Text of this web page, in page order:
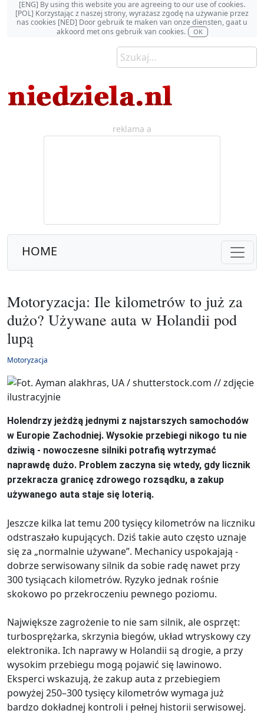
[ENG] By using this website you are agreeing to our use of cookies.
[POL] Korzystając z naszej strony, wyrażasz zgodę na używanie przez
nas cookies [NED] Door gebruik te maken van onze diensten, gaat u
akkoord met ons gebruik van cookies.
OK
reklama a
HOME
Motoryzacja: Ile kilometrów to już za
dużo? Używane auta w Holandii pod
lupą
Motoryzacja
Holendrzy jeżdżą jednymi z najstarszych samochodów
w Europie Zachodniej. Wysokie przebiegi nikogo tu nie
dziwią - nowoczesne silniki potrafią wytrzymać
naprawdę dużo. Problem zaczyna się wtedy, gdy licznik
przekracza granicę zdrowego rozsądku, a zakup
używanego auta staje się loterią.
Jeszcze kilka lat temu 200 tysięcy kilometrów na liczniku
odstraszało kupujących. Dziś takie auto często uznaje
się za „normalnie używane”. Mechanicy uspokajają -
dobrze serwisowany silnik da sobie radę nawet przy
300 tysiącach kilometrów. Ryzyko jednak rośnie
skokowo po przekroczeniu pewnego poziomu.
Największe zagrożenie to nie sam silnik, ale osprzęt:
turbosprężarka, skrzynia biegów, układ wtryskowy czy
elektronika. Ich naprawy w Holandii są drogie, a przy
wysokim przebiegu mogą pojawić się lawinowo.
Eksperci wskazują, że zakup auta z przebiegiem
powyżej 250–300 tysięcy kilometrów wymaga już
bardzo dokładnej kontroli i pełnej historii serwisowej.